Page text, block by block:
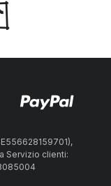
Servizio clienti: